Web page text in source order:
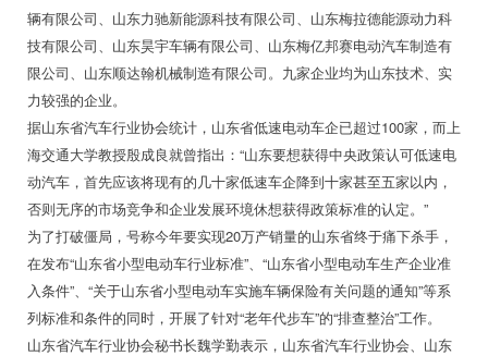
辆有限公司、山东力驰新能源科技有限公司、山东梅拉德能源动力科
技有限公司、山东昊宇车辆有限公司、山东梅亿邦赛电动汽车制造有
限公司、山东顺达翰机械制造有限公司。九家企业均为山东技术、实
力较强的企业。
据山东省汽车行业协会统计，山东省低速电动车企已超过100家，而上
海交通大学教授殷成良就曾指出：“山东要想获得中央政策认可低速电
动汽车，首先应该将现有的几十家低速车企降到十家甚至五家以内，
否则无序的市场竞争和企业发展环境休想获得政策标准的认定。”
为了打破僵局，号称今年要实现20万产销量的山东省终于痛下杀手，
在发布“山东省小型电动车行业标准”、“山东省小型电动车生产企业准
入条件”、“关于山东省小型电动车实施车辆保险有关问题的通知”等系
列标准和条件的同时，开展了针对“老年代步车”的“排查整治”工作。
山东省汽车行业协会秘书长魏学勤表示，山东省汽车行业协会、山东